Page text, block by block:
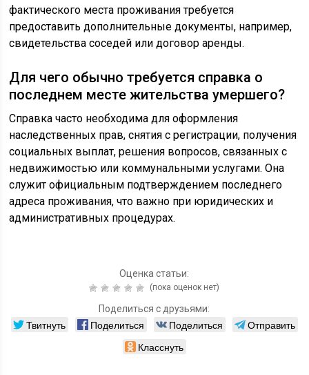
фактического места проживания требуется
предоставить дополнительные документы, например,
свидетельства соседей или договор аренды.
Для чего обычно требуется справка о
последнем месте жительства умершего?
Справка часто необходима для оформления
наследственных прав, снятия с регистрации, получения
социальных выплат, решения вопросов, связанных с
недвижимостью или коммунальными услугами. Она
служит официальным подтверждением последнего
адреса проживания, что важно при юридических и
административных процедурах.
Оценка статьи:
(пока оценок нет)
Поделиться с друзьями:
Твитнуть Поделиться Поделиться
Отправить
Класснуть